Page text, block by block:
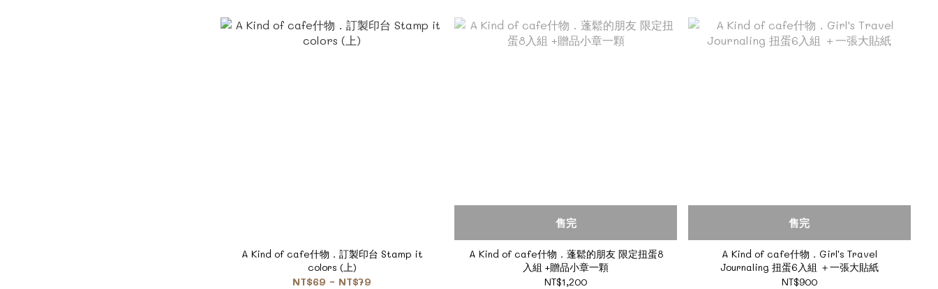
A Kind of cafe什物．訂製印台 Stamp it
colors (上)
NT$69 ~ NT$79
售完
A Kind of cafe什物．蓬鬆的朋友 限定扭蛋8
入組 +贈品小章一顆
NT$1,200
售完
A Kind of cafe什物．Girl's Travel
Journaling 扭蛋6入組 ＋一張大貼紙
NT$900